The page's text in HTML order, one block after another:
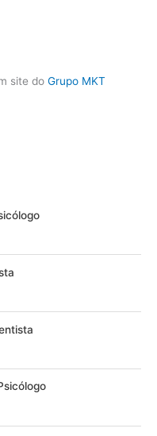
site do Grupo MKT